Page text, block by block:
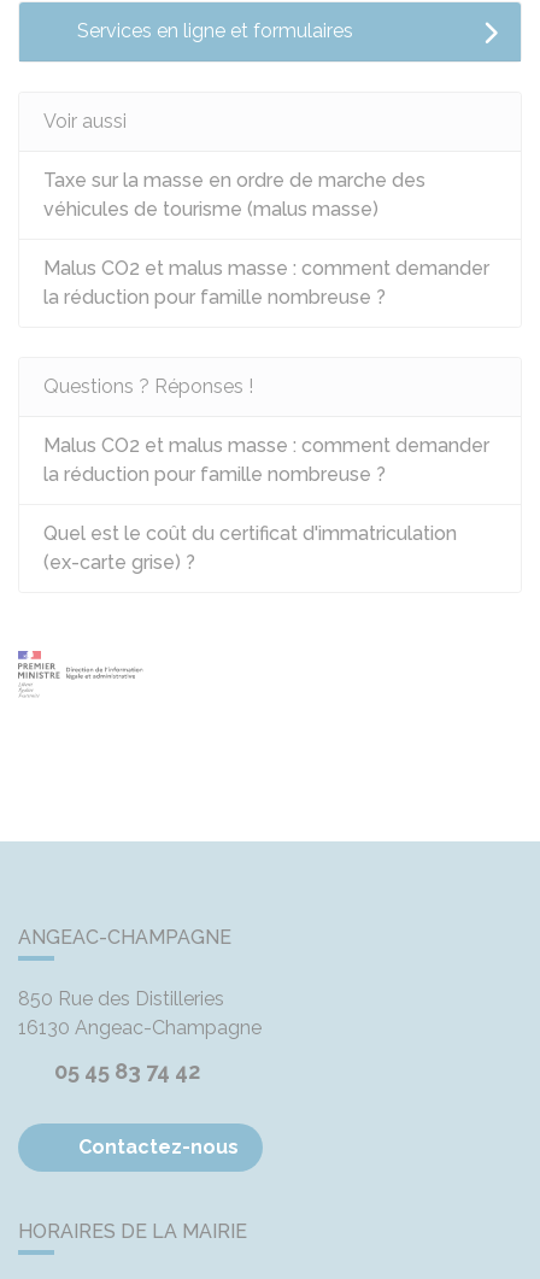
Services en ligne et formulaires
Voir aussi
Taxe sur la masse en ordre de marche des
véhicules de tourisme (malus masse)
Malus CO2 et malus masse : comment demander
la réduction pour famille nombreuse ?
Questions ? Réponses !
Malus CO2 et malus masse : comment demander
la réduction pour famille nombreuse ?
Quel est le coût du certificat d'immatriculation
(ex-carte grise) ?
ANGEAC-CHAMPAGNE
850 Rue des Distilleries
16130 Angeac-Champagne
05 45 83 74 42
Contactez-nous
HORAIRES DE LA MAIRIE